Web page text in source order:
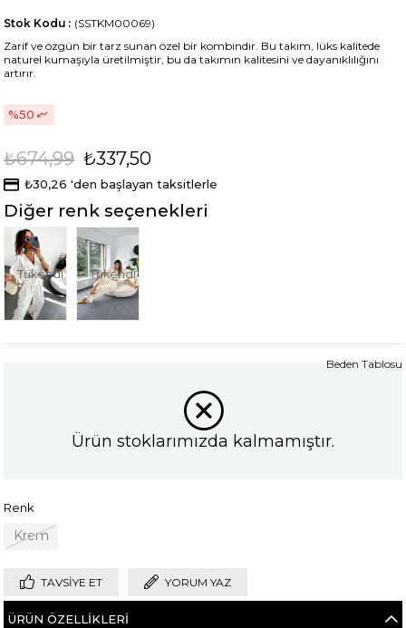
(SSTKM00069)
Stok Kodu
Zarif ve özgün bir tarz sunan özel bir kombindir. Bu takım, lüks kalitede
naturel kumaşıyla üretilmiştir, bu da takımın kalitesini ve dayanıklılığını
artırır.
50
₺674,99 ₺337,50
₺30,26 'den başlayan taksitlerle
Diğer renk seçenekleri
Tükendi Tükendi
Ürün stoklarımızda kalmamıştır.
Renk
Krem
Beden Tablosu
TAVSIYE ET YORUM YAZ
ÜRÜN ÖZELLIKLERI